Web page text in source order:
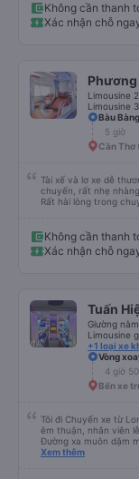
Không cần thanh
Xác nhận chỗ
Limousine
Limousine
Bàu
5 giờ
Cần Thơ
Tài xế và lơ xe dễ
chuyến, rất nhẹ
Rất hài lòng trong
Không cần thanh
Xác nhận chỗ
Tuấn
Giường
Limousine
+1 loại xe
Vòng
4 giờ
Bến xe
Tôi đi Chuyến xe từ
êm thuận, nhân viên lễ độ, tài xế vững
Đường xa muôn dặm
nghiêm cẩn, hiếm
Xem thêm